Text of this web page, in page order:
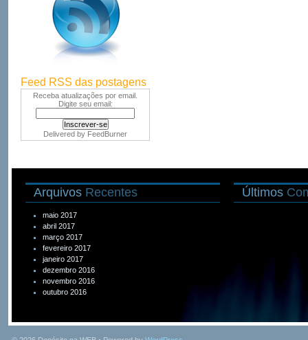
Feed RSS das postagens
Receba atualizações por email.
Digite seu email:
Delivered by FeedBurner
Arquivos Recentes
maio 2017
abril 2017
março 2017
fevereiro 2017
janeiro 2017
dezembro 2016
novembro 2016
outubro 2016
Últimos